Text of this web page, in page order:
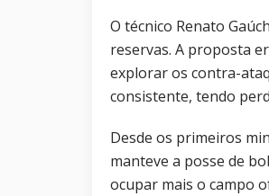
O técnico Renato
reservas. A proposta
explorar os contra-
consistente, tendo
Desde os primeiros
manteve a posse de
ocupar mais o campo